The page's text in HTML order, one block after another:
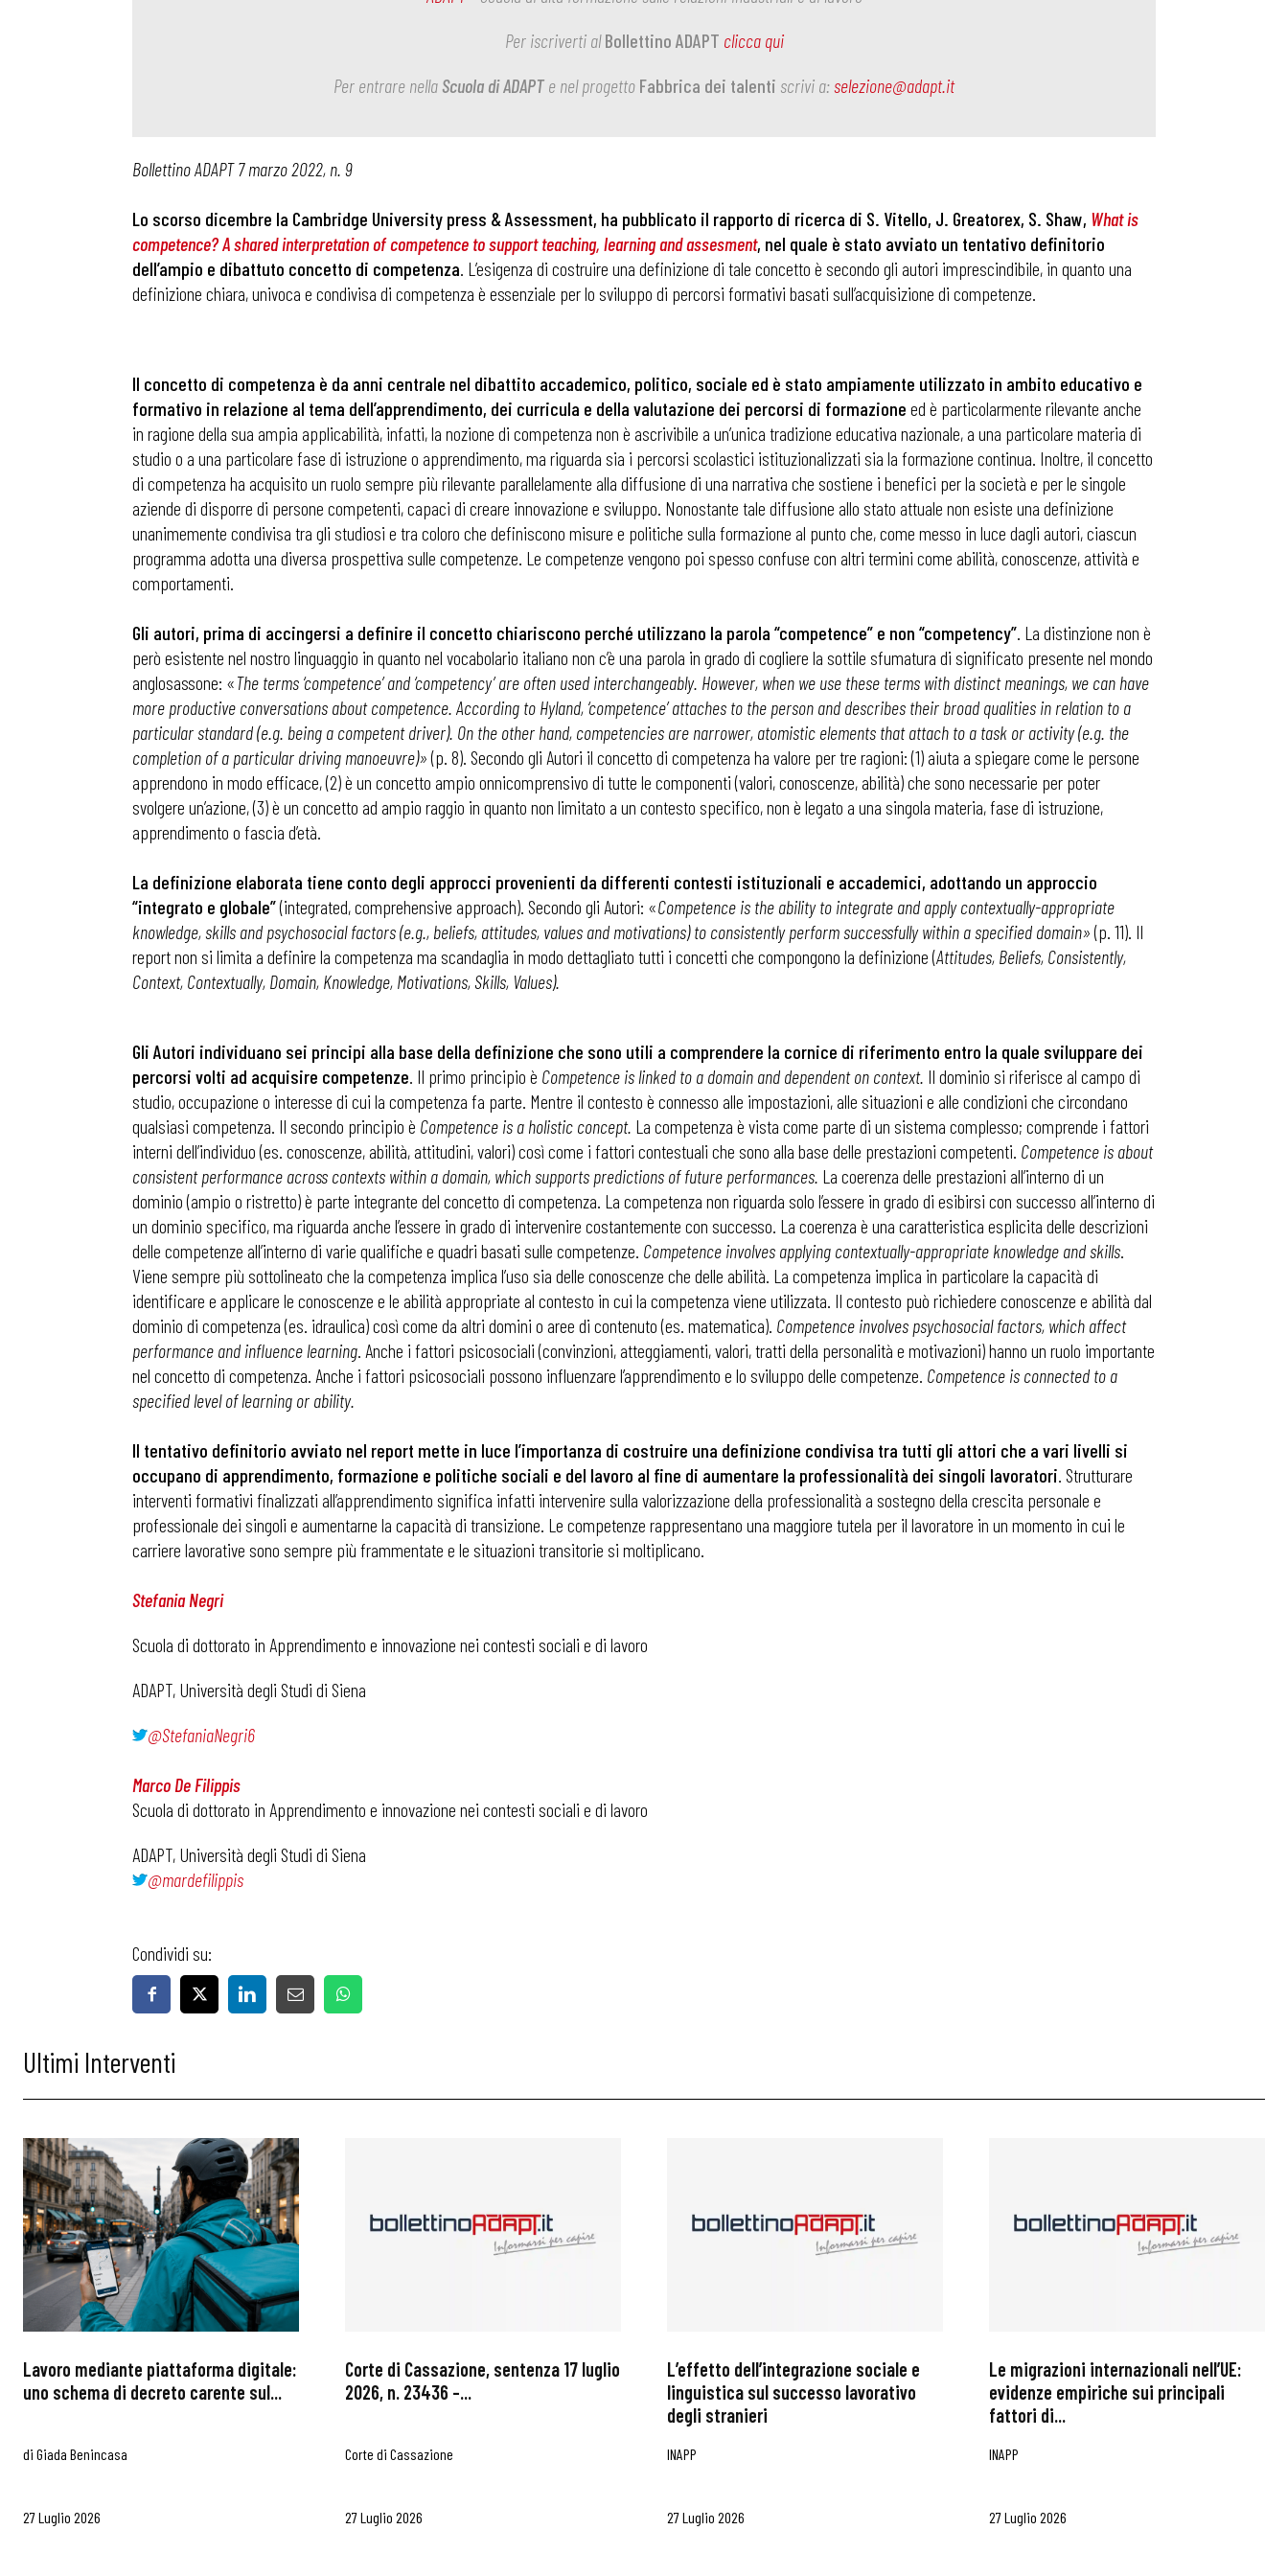
Bollettini ADAPT
Articoli
Osservatori
Chi Siamo
Per iscriverti alBollettino ADAPT clicca qui
Per entrare nella Scuola di ADAPT e nel progetto Fabbrica dei talenti scrivi a:selezione@adapt.it
Bollettino ADAPT 7 marzo 2022, n. 9
Lo scorso dicembre la Cambridge University press & Assessment, ha pubblicato il rapporto di ricerca di S. Vitello, J. Greatorex, S. Shaw, What is
competence? A shared interpretation of competence to support teaching, learning and assesment, nel quale è stato avviato un tentativo definitorio
dell’ampio e dibattuto concetto di competenza. L’esigenza di costruire una definizione di tale concetto è secondo gli autori imprescindibile, in quanto una
definizione chiara, univoca e condivisa di competenza è essenziale per lo sviluppo di percorsi formativi basati sull’acquisizione di competenze.
Il concetto di competenza è da anni centrale nel dibattito accademico, politico, sociale ed è stato ampiamente utilizzato in ambito educativo e
formativo in relazione al tema dell’apprendimento, dei curricula e della valutazione dei percorsi di formazione ed è particolarmente rilevante anche
in ragione della sua ampia applicabilità, infatti, la nozione di competenza non è ascrivibile a un’unica tradizione educativa nazionale, a una particolare materia di
studio o a una particolare fase di istruzione o apprendimento, ma riguarda sia i percorsi scolastici istituzionalizzati sia la formazione continua. Inoltre, il concetto
di competenza ha acquisito un ruolo sempre più rilevante parallelamente alla diffusione di una narrativa che sostiene i benefici per la società e per le singole
aziende di disporre di persone competenti, capaci di creare innovazione e sviluppo. Nonostante tale diffusione allo stato attuale non esiste una definizione
unanimemente condivisa tra gli studiosi e tra coloro che definiscono misure e politiche sulla formazione al punto che, come messo in luce dagli autori, ciascun
programma adotta una diversa prospettiva sulle competenze. Le competenze vengono poi spesso confuse con altri termini come abilità, conoscenze, attività e
comportamenti.
Gli autori, prima di accingersi a definire il concetto chiariscono perché utilizzano la parola “competence” e non “competency”. La distinzione non è
però esistente nel nostro linguaggio in quanto nel vocabolario italiano non c’è una parola in grado di cogliere la sottile sfumatura di significato presente nel mondo
anglosassone: «The terms ‘competence’ and ‘competency’ are often used interchangeably. However, when we use these terms with distinct meanings, we can have
more productive conversations about competence. According to Hyland, ‘competence’ attaches to the person and describes their broad qualities in relation to a
particular standard (e.g. being a competent driver). On the other hand, competencies are narrower, atomistic elements that attach to a task or activity (e.g. the
completion of a particular driving manoeuvre)»(p. 8). Secondo gli Autori il concetto di competenza ha valore per tre ragioni: (1) aiuta a spiegare come le persone
apprendono in modo efficace, (2) è un concetto ampio onnicomprensivo di tutte le componenti (valori, conoscenze, abilità) che sono necessarie per poter
svolgere un’azione, (3) è un concetto ad ampio raggio in quanto non limitato a un contesto specifico, non è legato a una singola materia, fase di istruzione,
apprendimento o fascia d’età.
La definizione elaborata tiene conto degli approcci provenienti da differenti contesti istituzionali e accademici, adottando un approccio
“integrato e globale”(integrated, comprehensive approach). Secondo gli Autori: «Competence is the ability to integrate and apply contextually-appropriate
knowledge, skills and psychosocial factors (e.g., beliefs, attitudes, values and motivations) to consistently perform successfully within a specified domain»(p. 11). Il
report non si limita a definire la competenza ma scandaglia in modo dettagliato tutti i concetti che compongono la definizione (Attitudes, Beliefs, Consistently,
Context, Contextually, Domain, Knowledge, Motivations, Skills, Values).
Gli Autori individuano sei principi alla base della definizione che sono utili a comprendere la cornice di riferimento entro la quale sviluppare dei
percorsi volti ad acquisire competenze. Il primo principio è Competence is linked to a domain and dependent on context. Il dominio si riferisce al campo di
studio, occupazione o interesse di cui la competenza fa parte. Mentre il contesto è connesso alle impostazioni, alle situazioni e alle condizioni che circondano
qualsiasi competenza. Il secondo principio è Competence is a holistic concept. La competenza è vista come parte di un sistema complesso; comprende i fattori
interni dell’individuo (es. conoscenze, abilità, attitudini, valori) così come i fattori contestuali che sono alla base delle prestazioni competenti. Competence is about
consistent performance across contexts within a domain, which supports predictions of future performances. La coerenza delle prestazioni all’interno di un
dominio (ampio o ristretto) è parte integrante del concetto di competenza. La competenza non riguarda solo l’essere in grado di esibirsi con successo all’interno di
un dominio specifico, ma riguarda anche l’essere in grado di intervenire costantemente con successo. La coerenza è una caratteristica esplicita delle descrizioni
delle competenze all’interno di varie qualifiche e quadri basati sulle competenze. Competence involves applying contextually-appropriate knowledge and skills.
Viene sempre più sottolineato che la competenza implica l’uso sia delle conoscenze che delle abilità. La competenza implica in particolare la capacità di
identificare e applicare le conoscenze e le abilità appropriate al contesto in cui la competenza viene utilizzata. Il contesto può richiedere conoscenze e abilità dal
dominio di competenza (es. idraulica) così come da altri domini o aree di contenuto (es. matematica). Competence involves psychosocial factors, which affect
performance and influence learning. Anche i fattori psicosociali (convinzioni, atteggiamenti, valori, tratti della personalità e motivazioni) hanno un ruolo importante
nel concetto di competenza. Anche i fattori psicosociali possono influenzare l’apprendimento e lo sviluppo delle competenze. Competence is connected to a
specified level of learning or ability.
Il tentativo definitorio avviato nel report mette in luce l’importanza di costruire una definizione condivisa tra tutti gli attori che a vari livelli si
occupano di apprendimento, formazione e politiche sociali e del lavoro al fine di aumentare la professionalità dei singoli lavoratori. Strutturare
interventi formativi finalizzati all’apprendimento significa infatti intervenire sulla valorizzazione della professionalità a sostegno della crescita personale e
professionale dei singoli e aumentarne la capacità di transizione. Le competenze rappresentano una maggiore tutela per il lavoratore in un momento in cui le
carriere lavorative sono sempre più frammentate e le situazioni transitorie si moltiplicano.
Stefania Negri
Scuola di dottorato in Apprendimento e innovazione nei contesti sociali e di lavoro
ADAPT, Università degli Studi di Siena
@StefaniaNegri6
Marco De Filippis
Scuola di dottorato in Apprendimento e innovazione nei contesti sociali e di lavoro
ADAPT, Università degli Studi di Siena
@mardefilippis
Condividi su:
Ultimi Interventi
Lavoro mediante piattaforma digitale:
uno schema di decreto carente sul...
di Giada Benincasa
27 Luglio 2026
Corte di Cassazione, sentenza 17 luglio
2026, n. 23436 –...
Corte di Cassazione
27 Luglio 2026
L’effetto dell’integrazione sociale e
linguistica sul successo lavorativo
degli stranieri
INAPP
27 Luglio 2026
Le migrazioni internazionali nell’UE:
evidenze empiriche sui principali
fattori di...
INAPP
27 Luglio 2026